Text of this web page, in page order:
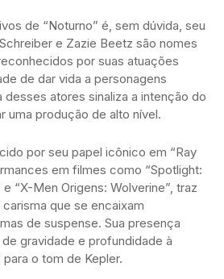
de “Noturno” é, sem dúvida, seu
e Zazie Beetz são nomes
por suas atuações
de dar vida a personagens
atores sinaliza a intenção do
uma produção de alto nível.
por seu papel icônico em “Ray
em filmes como “Spotlight:
“X-Men Origens: Wolverine”, traz
que se encaixam
de suspense. Sua presença
gravidade e profundidade à
o tom de Kepler.